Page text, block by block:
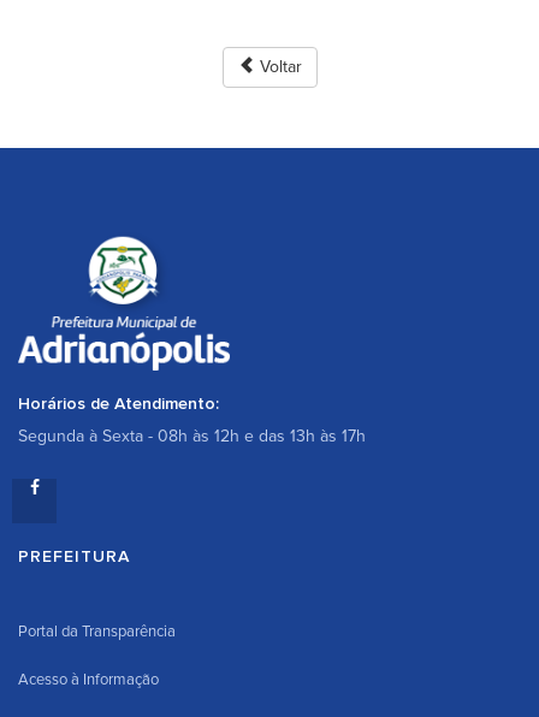
Voltar
Horários de Atendimento:
Segunda à Sexta - 08h às 12h e das 13h às 17h
PREFEITURA
Portal da Transparência
Acesso à Informação